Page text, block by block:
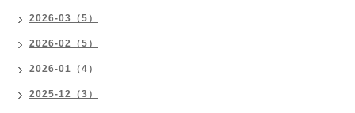
2026-03（5）
2026-02（5）
2026-01（4）
2025-12（3）